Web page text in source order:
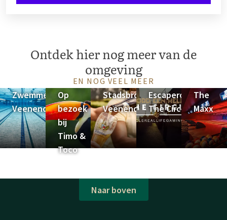
Ontdek hier nog meer van de
omgeving
EN NOG VEEL MEER
Zwemmen
Veenendaal
Op
bezoek
bij
Timo &
Toco
Stadsbrouwerij
Veenendaal
Escaperoom
The Circle
The
Maxx
Naar boven